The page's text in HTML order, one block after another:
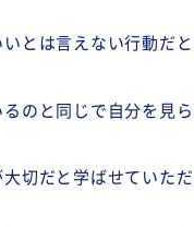
とは言えない行動だと
のと同じで自分を見ら
切だと学ばせていただ